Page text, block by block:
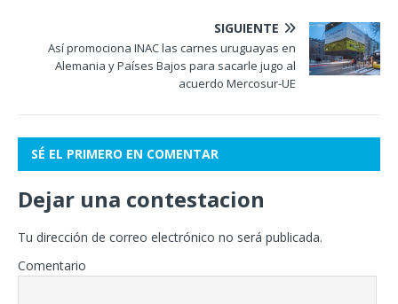
SIGUIENTE
Así promociona INAC las carnes uruguayas en
Alemania y Países Bajos para sacarle jugo al
acuerdo Mercosur-UE
SÉ EL PRIMERO EN COMENTAR
Dejar una contestacion
Tu dirección de correo electrónico no será publicada.
Comentario